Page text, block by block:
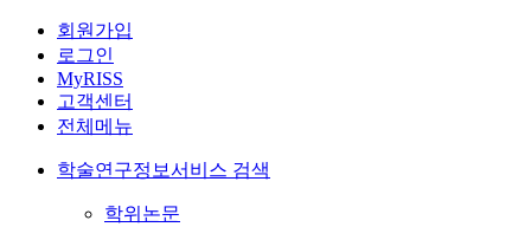
회원가입
로그인
MyRISS
고객센터
전체메뉴
학술연구정보서비스 검색
학위논문